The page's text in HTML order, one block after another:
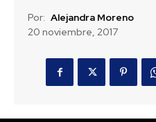
Por: Alejandra Moreno
20 noviembre, 2017